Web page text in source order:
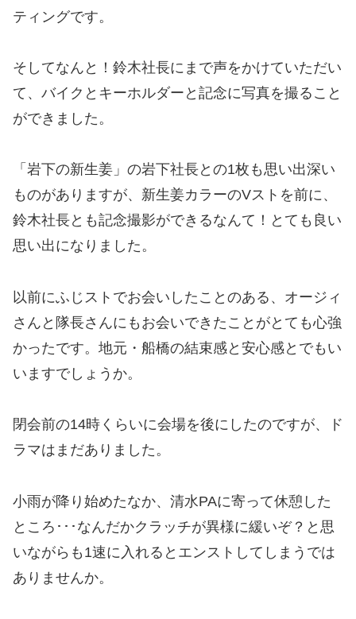
ティングです。
そしてなんと！鈴木社長にまで声をかけていただい
て、バイクとキーホルダーと記念に写真を撮ること
ができました。
「岩下の新生姜」の岩下社長との1枚も思い出深い
ものがありますが、新生姜カラーのVストを前に、
鈴木社長とも記念撮影ができるなんて！とても良い
思い出になりました。
以前にふじストでお会いしたことのある、オージィ
さんと隊長さんにもお会いできたことがとても心強
かったです。地元・船橋の結束感と安心感とでもい
いますでしょうか。
閉会前の14時くらいに会場を後にしたのですが、ド
ラマはまだありました。
小雨が降り始めたなか、清水PAに寄って休憩した
ところ･･･なんだかクラッチが異様に緩いぞ？と思
いながらも1速に入れるとエンストしてしまうでは
ありませんか。